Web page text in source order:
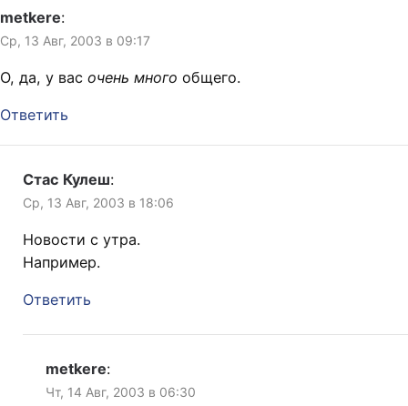
metkere:
Ср, 13 Авг, 2003 в 09:17
О, да, у вас очень много общего.
Ответить
Стас Кулеш:
Ср, 13 Авг, 2003 в 18:06
Новости с утра.
Например.
Ответить
metkere:
Чт, 14 Авг, 2003 в 06:30